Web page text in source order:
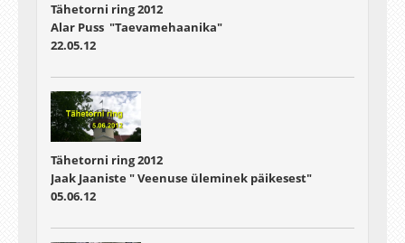
Tähetorni ring 2012
Alar Puss "Taevamehaanika"
22.05.12
Tähetorni ring 2012
Jaak Jaaniste " Veenuse üleminek päikesest"
05.06.12